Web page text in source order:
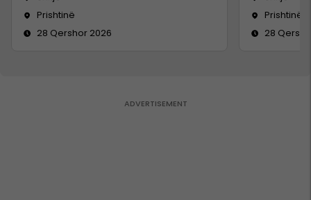
Prishtinë
28 Qershor 2026
Prishtinë
28